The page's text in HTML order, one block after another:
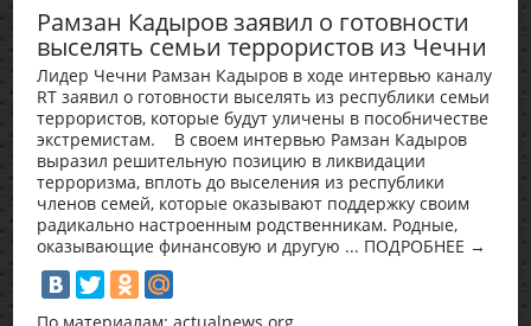
Рамзан Кадыров заявил о готовности
выселять семьи террористов из Чечни
Лидер Чечни Рамзан Кадыров в ходе интервью каналу
RT заявил о готовности выселять из республики семьи
террористов, которые будут уличены в пособничестве
экстремистам. В своем интервью Рамзан Кадыров
выразил решительную позицию в ликвидации
терроризма, вплоть до выселения из республики
членов семей, которые оказывают поддержку своим
радикально настроенным родственникам. Родные,
оказывающие финансовую и другую ... ПОДРОБНЕЕ →